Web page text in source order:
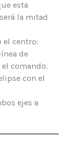
esta
la mitad
el centro:
de
comando.
con el
ejes a